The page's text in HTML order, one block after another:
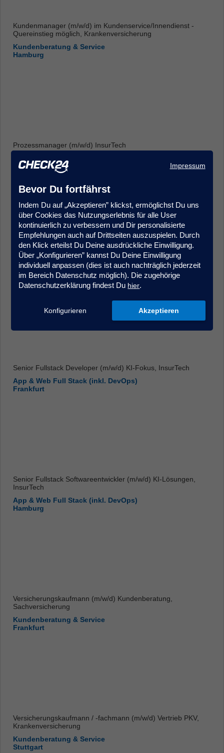
Kundenmanager (m/w/d) im Kundenservice/Innendienst -
Quereinstieg möglich, Krankenversicherung
Kundenberatung & Service
Hamburg
Prozessmanager (m/w/d) InsurTech
Frankfurt
Sales Agent (m/w/d) Quereinstieg Vorsorgeversicherung
Kundenberatung & Service
München
Senior Fullstack Developer (m/w/d) KI-Fokus, InsurTech
App & Web Full Stack (inkl. DevOps)
Frankfurt
Senior Fullstack Softwareentwickler (m/w/d) KI-Lösungen,
InsurTech
App & Web Full Stack (inkl. DevOps)
Hamburg
Versicherungskaufmann (m/w/d) Kundenberatung,
Sachversicherung
Kundenberatung & Service
Frankfurt
Versicherungskaufmann / -fachmann (m/w/d) Vertrieb PKV,
Krankenversicherung
Kundenberatung & Service
Stuttgart
Impressum
Bevor Du fortfährst
Indem Du auf „Akzeptieren” klickst, ermöglichst Du uns
über Cookies das Nutzungserlebnis für alle User
kontinuierlich zu verbessern und Dir personalisierte
Empfehlungen auch auf Drittseiten auszuspielen. Durch
den Klick erteilst Du Deine ausdrückliche Einwilligung.
Über „Konfigurieren” kannst Du Deine Einwilligung
individuell anpassen (dies ist auch nachträglich jederzeit
im Bereich Datenschutz möglich). Die zugehörige
Datenschutzerklärung findest Du hier.
Konfigurieren Akzeptieren